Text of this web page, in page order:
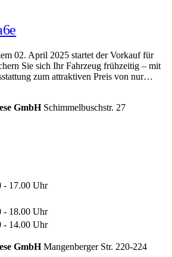
02. April 2025 startet der Vorkauf für
Sie sich Ihr Fahrzeug frühzeitig – mit
zum attraktiven Preis von nur…
GmbHSchimmelbuschstr. 27
- 17.00 Uhr
- 18.00 Uhr
- 14.00 Uhr
GmbHMangenberger Str. 220-224